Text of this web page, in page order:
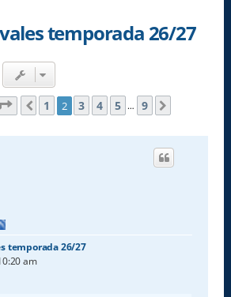
temporada 26/27
Página de 9
Anterior
1 2 3 4 5 … 9
temporada 26/27
am